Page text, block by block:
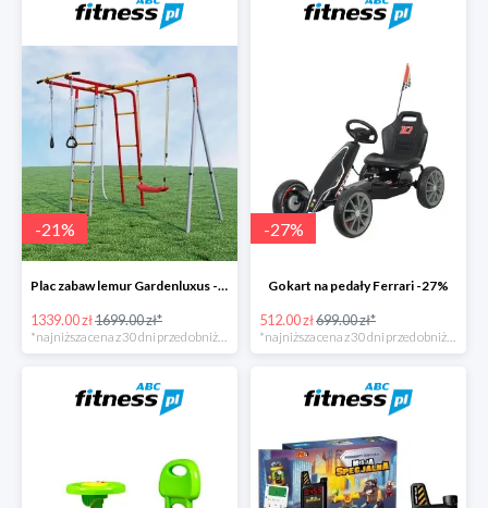
-21%
Plac zabaw lemur Gardenluxus -21%
1339.00 zł1699.00 zł*
-27%
Gokart na pedały Ferrari -27%
512.00 zł699.00 zł*